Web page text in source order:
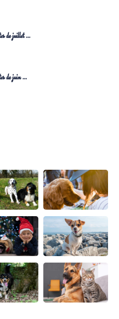
de juillet ...
de juin ...